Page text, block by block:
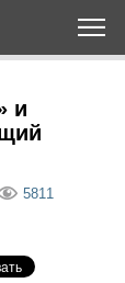
и
5811